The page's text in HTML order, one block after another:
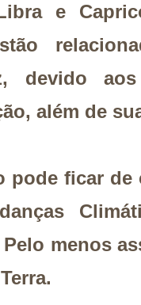
e
devido
além de
pode ficar de
menos